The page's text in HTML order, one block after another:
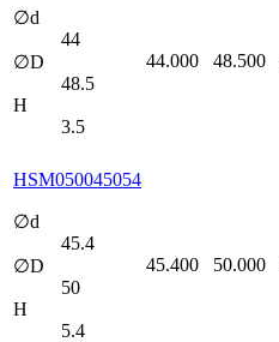
∅d
44
∅D
48.5
H
3.5
44.000 48.500
HSM050045054
∅d
45.4
∅D
50
H
5.4
45.400 50.000